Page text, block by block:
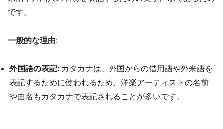
です。
一般的な理由:
外国語の表記: カタカナは、外国からの借用語や外来語を
表記するために使われるため、洋楽アーティストの名前
や曲名もカタカナで表記されることが多いです。